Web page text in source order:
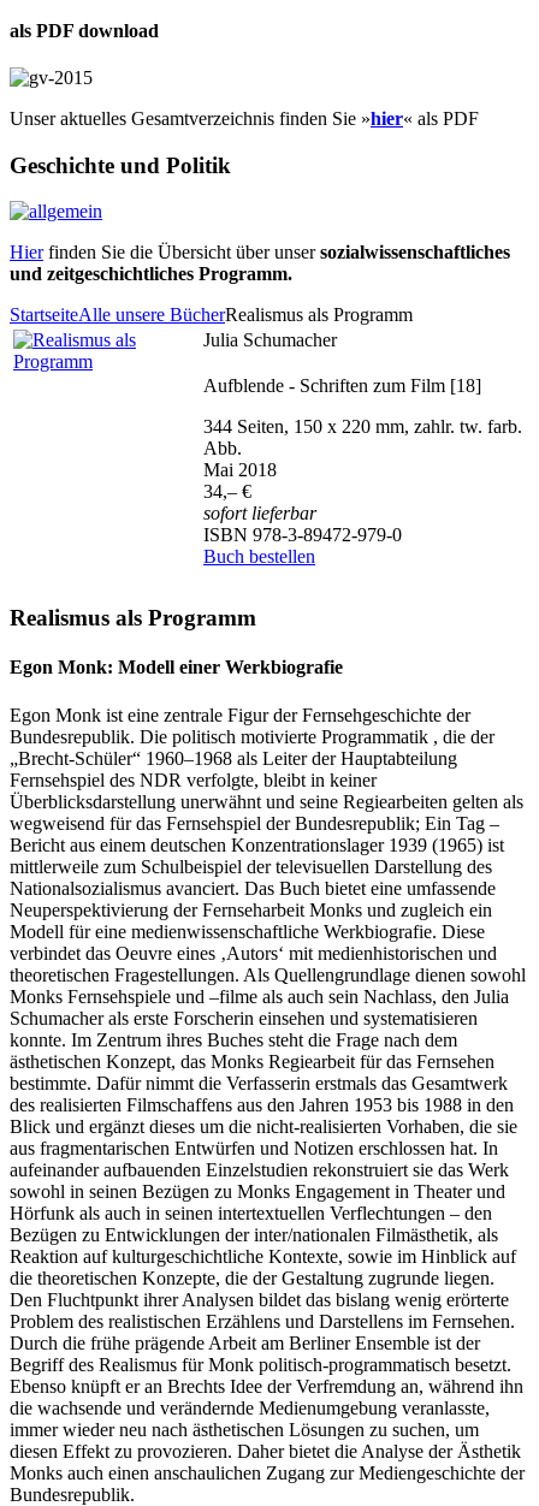
als PDF download
Unser aktuelles Gesamtverzeichnis finden Sie »hier« als PDF
Geschichte und Politik
Hierfinden Sie die Übersicht über unsersozialwissenschaftliches
und zeitgeschichtliches Programm.
StartseiteAlle unsere BücherRealismus als Programm
Julia Schumacher
Aufblende - Schriften zum Film [18]
344 Seiten, 150 x 220 mm, zahlr. tw. farb.
Abb.
Mai 2018
34,– €
sofort lieferbar
ISBN 978-3-89472-979-0
Buch bestellen
Realismus als Programm
Egon Monk: Modell einer Werkbiografie
Egon Monk ist eine zentrale Figur der Fernsehgeschichte der
Bundesrepublik. Die politisch motivierte Programmatik , die der
„Brecht-Schüler“ 1960–1968 als Leiter der Hauptabteilung
Fernsehspiel des NDR verfolgte, bleibt in keiner
Überblicksdarstellung unerwähnt und seine Regiearbeiten gelten als
wegweisend für das Fernsehspiel der Bundesrepublik; Ein Tag –
Bericht aus einem deutschen Konzentrationslager 1939 (1965) ist
mittlerweile zum Schulbeispiel der televisuellen Darstellung des
Nationalsozialismus avanciert. Das Buch bietet eine umfassende
Neuperspektivierung der Fernseharbeit Monks und zugleich ein
Modell für eine medienwissenschaftliche Werkbiografie. Diese
verbindet das Oeuvre eines ‚Autors‘ mit medienhistorischen und
theoretischen Fragestellungen. Als Quellengrundlage dienen sowohl
Monks Fernsehspiele und –filme als auch sein Nachlass, den Julia
Schumacher als erste Forscherin einsehen und systematisieren
konnte. Im Zentrum ihres Buches steht die Frage nach dem
ästhetischen Konzept, das Monks Regiearbeit für das Fernsehen
bestimmte. Dafür nimmt die Verfasserin erstmals das Gesamtwerk
des realisierten Filmschaffens aus den Jahren 1953 bis 1988 in den
Blick und ergänzt dieses um die nicht-realisierten Vorhaben, die sie
aus fragmentarischen Entwürfen und Notizen erschlossen hat. In
aufeinander aufbauenden Einzelstudien rekonstruiert sie das Werk
sowohl in seinen Bezügen zu Monks Engagement in Theater und
Hörfunk als auch in seinen intertextuellen Verflechtungen – den
Bezügen zu Entwicklungen der inter/nationalen Filmästhetik, als
Reaktion auf kulturgeschichtliche Kontexte, sowie im Hinblick auf
die theoretischen Konzepte, die der Gestaltung zugrunde liegen.
Den Fluchtpunkt ihrer Analysen bildet das bislang wenig erörterte
Problem des realistischen Erzählens und Darstellens im Fernsehen.
Durch die frühe prägende Arbeit am Berliner Ensemble ist der
Begriff des Realismus für Monk politisch-programmatisch besetzt.
Ebenso knüpft er an Brechts Idee der Verfremdung an, während ihn
die wachsende und verändernde Medienumgebung veranlasste,
immer wieder neu nach ästhetischen Lösungen zu suchen, um
diesen Effekt zu provozieren. Daher bietet die Analyse der Ästhetik
Monks auch einen anschaulichen Zugang zur Mediengeschichte der
Bundesrepublik.